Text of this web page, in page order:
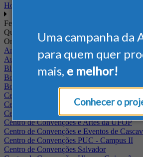
Uma campanha da
para quem quer
mais, e melhor!
Conhecer o
Home
Feiras
Quando
Onde
Arena Jaguariuna
Auditório Albano Franco - FIEPA
Blumenau - SC
BolognaFiere
Boulevard Olimpico - RJ
Centro Internacional de Convenções do
Centro de Convenções - SE
Centro de Convenções de Pernambuco - PE
Centro de Convenções e Artes da UFOP
Centro de Convenções e Eventos de
Centro de Convenções PUC - Campus II
Centro de Convenções Salvador